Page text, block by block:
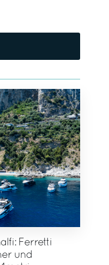
Ferretti
und